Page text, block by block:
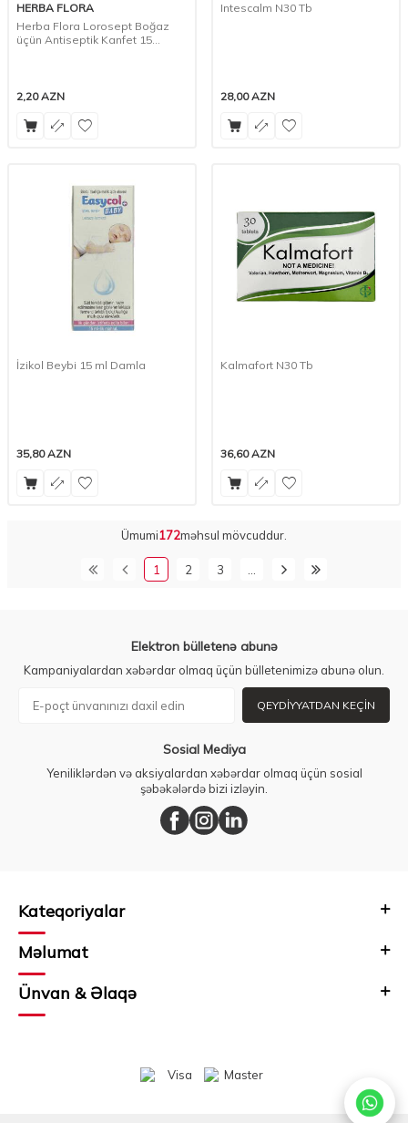
HERBA FLORA
Herba Flora Lorosept Boğaz
üçün Antiseptik Kanfet 15
2,20AZN
Intescalm N30 Tb
28,00AZN
İzikol Beybi 15 ml Damla
35,80AZN
Kalmafort N30 Tb
36,60AZN
Ümumi172məhsul mövcuddur.
1 2 3
Elektron bülletenə abunə
Kampaniyalardan xəbərdar olmaq üçün bülletenimizə abunə olun.
QEYDIYYATDAN KEÇIN
Sosial Mediya
Yeniliklərdən və aksiyalardan xəbərdar olmaq üçün sosial
şəbəkələrdə bizi izləyin.
Kateqoriyalar
Məlumat
Ünvan & Əlaqə